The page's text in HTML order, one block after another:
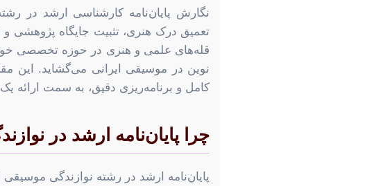
نگارش پایان‌نامه کارشناسی ارشد در
تعمیق درک هنری، تثبیت جایگاه پژوهشی
قله‌های علمی و هنری در حوزه تخصصی
نوین در موسیقی ایرانی می‌گشاید. این
کامل و برنامه‌ریزی دقیق، به سمت ارائه
چرا پایان‌نامه ارشد در
پایان‌نامه ارشد در رشته نوازندگی